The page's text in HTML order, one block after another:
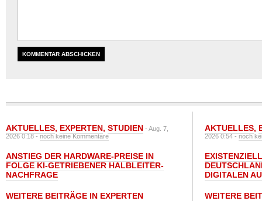
AKTUELLES, EXPERTEN, STUDIEN - Aug. 7,
2026 0:18 -noch keine Kommentare
ANSTIEG DER HARDWARE-PREISE IN
FOLGE KI-GETRIEBENER HALBLEITER-
NACHFRAGE
WEITERE BEITRÄGE IN EXPERTEN
AKTUELLES,
2026 0:54 -noch
DIGITALEN
WEITERE